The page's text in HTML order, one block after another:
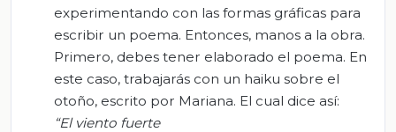
experimentando con las formas gráficas para
escribir un poema. Entonces, manos a la obra.
Primero, debes tener elaborado el poema. En
este caso, trabajarás con un haiku sobre el
otoño, escrito por Mariana. El cual dice así:
“El viento fuerte